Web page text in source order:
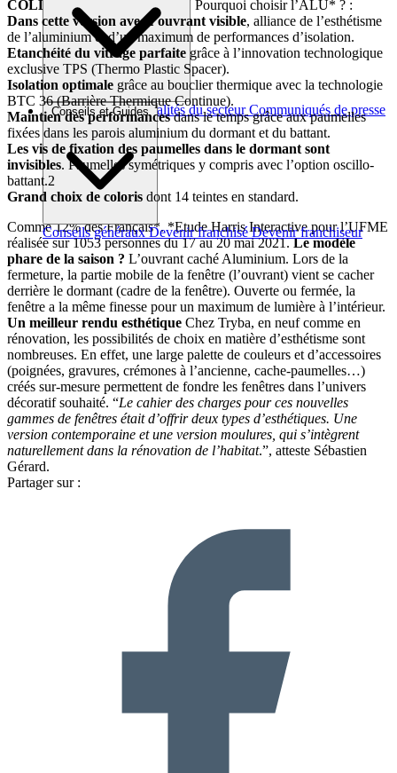
Brèves et actusActualités du secteur Communiqués de presse
Interviews
Conseils et Guides
Conseils généraux Devenir franchisé Devenir franchiseur
COLLECTION TRYBA ALU
Pourquoi choisir l’ALU* ? :
Dans cette version avec l’ouvrant visible, alliance de l’esthétisme
de l’aluminium et d’un maximum de performances d’isolation.
Etanchéité du vitrage parfaite grâce à l’innovation technologique
exclusive TPS (Thermo Plastic Spacer).
Isolation optimale grâce au bouclier thermique avec la technologie
BTC 36 (Barrière Thermique Continue).
Maintien des performancesdans le temps grâce aux paumelles
fixées dans les parois aluminium du dormant et du battant.
Les vis de fixation des paumelles dans le dormant sont
invisibles. Paumelles symétriques y compris avec l’option oscillo-
battant.2
Grand choix de coloris dont 14 teintes en standard.
Comme 12% des Français*. *Etude Harris Interactive pour l’UFME
réalisée sur 1053 personnes du 17 au 20 mai 2021.Le modèle
phare de la saison ? L’ouvrant caché Aluminium. Lors de la
fermeture, la partie mobile de la fenêtre (l’ouvrant) vient se cacher
derrière le dormant (cadre de la fenêtre). Ouverte ou fermée, la
fenêtre a la même finesse pour un maximum de lumière à l’intérieur.
Un meilleur rendu esthétique Chez Tryba, en neuf comme en
rénovation, les possibilités de choix en matière d’esthétisme sont
nombreuses. En effet, une large palette de couleurs et d’accessoires
(poignées, gravures, crémones à l’ancienne, cache-paumelles…)
créés sur-mesure permettent de fondre les fenêtres dans l’univers
décoratif souhaité. “Le cahier des charges pour ces nouvelles
gammes de fenêtres était d’offrir deux types d’esthétiques. Une
version contemporaine et une version moulures, qui s’intègrent
naturellement dans la rénovation de l’habitat.”, atteste Sébastien
Gérard.
Partager sur :